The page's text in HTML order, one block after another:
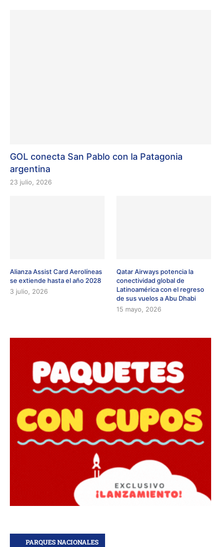
GOL conecta San Pablo con la Patagonia
argentina
23 julio, 2026
Alianza Assist Card Aerolíneas
se extiende hasta el año 2028
3 julio, 2026
Qatar Airways potencia la
conectividad global de
Latinoamérica con el regreso
de sus vuelos a Abu Dhabi
15 mayo, 2026
PARQUES NACIONALES